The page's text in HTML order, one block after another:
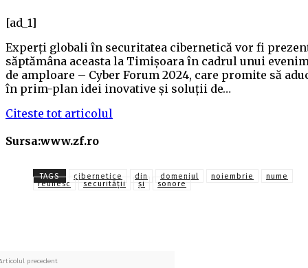
[ad_1]
Experţi globali în securitatea cibernetică vor fi
săptămâna aceasta la Timişoara în cadrul unui
de amploare – Cyber Forum 2024, care promite să
în prim-plan idei inovative şi soluţii de…
Citeste tot articolul
Sursa:www.zf.ro
TAGS cibernetice din domeniul noiembrie
nume
reunesc
securităţii și sonore
precedent